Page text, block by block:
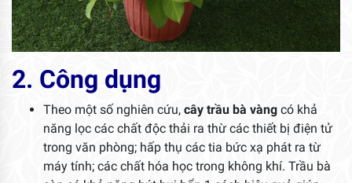
2. Công dụng
Theo một số nghiên cứu, cây trầu bà vàng có khả
năng lọc các chất độc thải ra thừ các thiết bị điện tử
trong văn phòng; hấp thụ các tia bức xạ phát ra từ
máy tính; các chất hóa học trong không khí. Trầu bà